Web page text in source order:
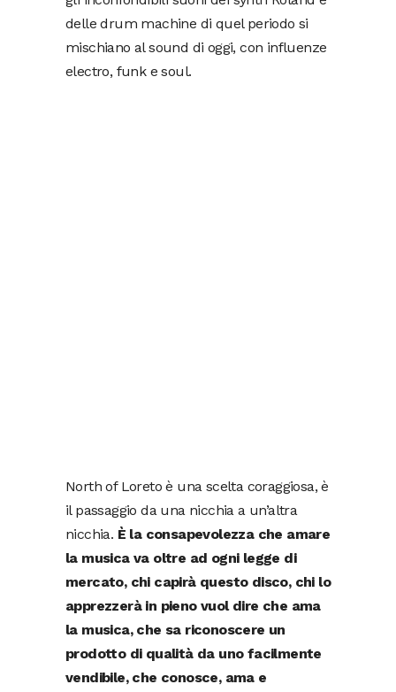
delle drum machine di quel periodo si
mischiano al sound di oggi, con influenze
electro, funk e soul.
North of Loreto è una scelta coraggiosa, è
il passaggio da una nicchia a un’altra
nicchia. È la consapevolezza che amare
la musica va oltre ad ogni legge di
mercato, chi capirà questo disco, chi lo
apprezzerà in pieno vuol dire che ama
la musica, che sa riconoscere un
prodotto di qualità da uno facilmente
vendibile, che conosce, ama e